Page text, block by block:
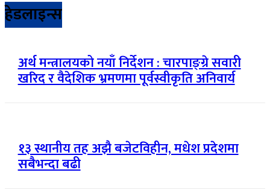
हेडलाइन्स
अर्थ मन्त्रालयको नयाँ निर्देशन : चारपाङ्ग्रे सवारी
खरिद र वैदेशिक भ्रमणमा पूर्वस्वीकृति अनिवार्य
१३ स्थानीय तह अझै बजेटविहीन, मधेश प्रदेशमा
सबैभन्दा बढी